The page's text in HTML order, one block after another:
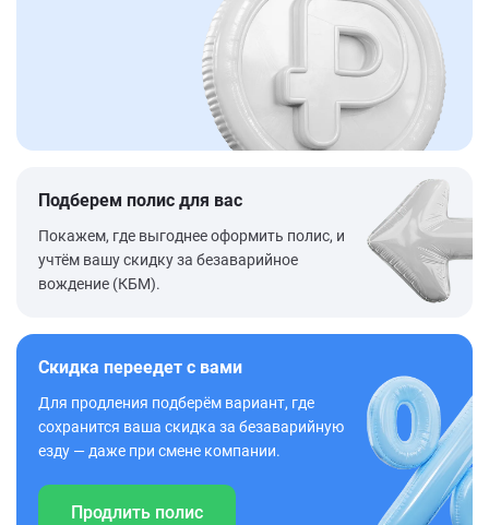
Подберем полис для вас
Покажем, где выгоднее оформить полис, и
учтём вашу скидку за безаварийное
вождение (КБМ).
Скидка переедет с вами
Для продления подберём вариант, где
сохранится ваша скидка за безаварийную
езду — даже при смене компании.
Продлить полис